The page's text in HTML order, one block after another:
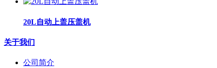
20L自动上盖压盖机
关于我们
公司简介